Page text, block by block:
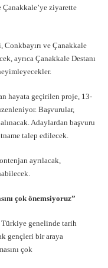
ziyarette
ve Çanakkale
ayrıca Çanakkale Destanı
hayata geçirilen proje, 13-
Başvurular,
Adaylardan başvuru
talep edilecek.
ayrılacak,
çok önemsiyoruz”
Türkiye genelinde tarih
gençleri bir araya
çok